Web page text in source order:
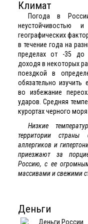
Климат
Погода в
неустойчивостью
географических
в течение года на
пределах от -35 до
доходя в некоторых
поездкой в
обязательно
во избежание
ударов. Средняя
курортах черного
Низкие
территории страны
аллергиков и
приезжают за
Россию, с ее
массивами и свежими
Деньги